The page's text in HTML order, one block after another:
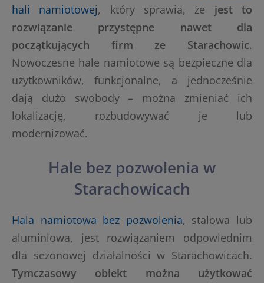
hali namiotowej, który sprawia, że jest to
rozwiązanie przystępne nawet dla
początkujących firm ze Starachowic.
Nowoczesne hale namiotowe są bezpieczne dla
użytkowników, funkcjonalne, a jednocześnie
dają dużo swobody – można zmieniać ich
lokalizację, rozbudowywać je lub
modernizować.
Hale bez pozwolenia w
Starachowicach
Hala namiotowa bez pozwolenia, stalowa lub
aluminiowa, jest rozwiązaniem odpowiednim
dla sezonowej działalności w Starachowicach.
Tymczasowy obiekt można użytkować